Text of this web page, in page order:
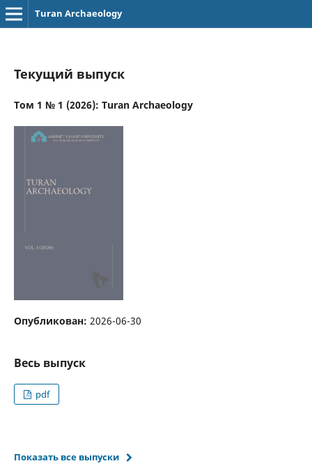
Turan Archaeology
Текущий выпуск
Том 1 № 1 (2026): Turan Archaeology
Опубликован: 2026-06-30
Весь выпуск
pdf
Показать все выпуски